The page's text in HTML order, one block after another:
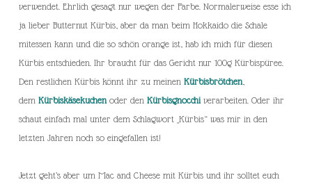
verwendet. Ehrlich gesagt nur wegen der Farbe. Normalerweise esse ich
ja lieber Butternut Kürbis, aber da man beim Hokkaido die Schale
mitessen kann und die so schön orange ist, hab ich mich für diesen
Kürbis entschieden. Ihr braucht für das Gericht nur 100g Kürbispüree.
Den restlichen Kürbis könnt ihr zu meinen Kürbisbrötchen,
dem Kürbiskäsekuchenoder den Kürbisgnocchi verarbeiten. Oder ihr
schaut einfach mal unter dem Schlagwort „Kürbis“ was mir in den
letzten Jahren noch so eingefallen ist!
Jetzt geht’s aber um Mac and Cheese mit Kürbis und ihr solltet euch